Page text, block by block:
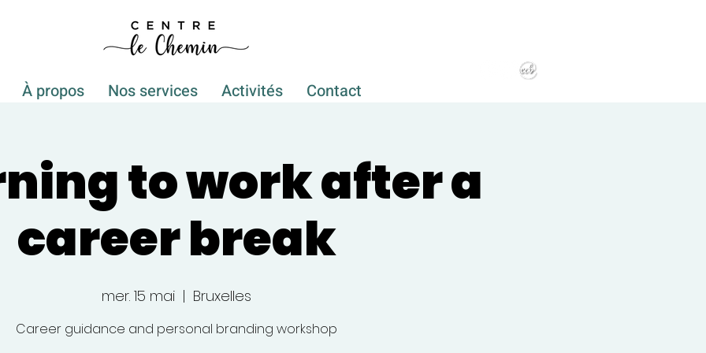
À propos Nos services Activités Contact
to work after a
career break
mer. 15 mai
  |
Bruxelles
Career guidance and personal branding workshop